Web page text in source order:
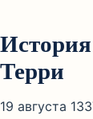
Терри
19 августа